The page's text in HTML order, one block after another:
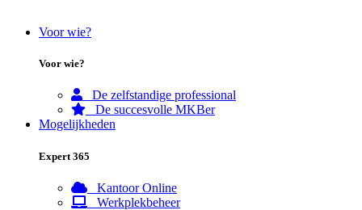
Voor wie?
Voor wie?
De zelfstandige professional
De succesvolle MKBer
Mogelijkheden
Expert 365
Kantoor Online
Werkplekbeheer